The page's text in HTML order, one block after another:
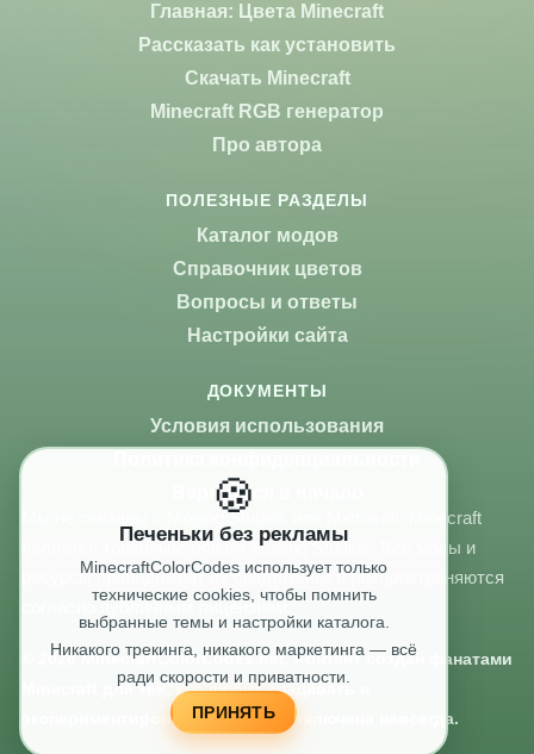
Главная: Цвета Minecraft
Рассказать как установить
Скачать Minecraft
Minecraft RGB генератор
Про автора
ПОЛЕЗНЫЕ РАЗДЕЛЫ
Каталог модов
Справочник цветов
Вопросы и ответы
Настройки сайта
ДОКУМЕНТЫ
Условия использования
Вернуться в начало
Мы не связаны с Mojang Studios или Microsoft. Minecraft
является товарным знаком Mojang Studios. Все моды и
ресурсы принадлежат их создателям и распространяются
согласно публичным лицензиям.
© 2026 MinecraftColorCodes.net. Контент создан фанатами
Minecraft для тех, кто любит создавать и
экспериментировать. Реклама отключена навсегда.
🍪
Печеньки без рекламы
MinecraftColorCodes использует только
технические cookies, чтобы помнить
выбранные темы и настройки каталога.
Никакого трекинга, никакого маркетинга — всё
ради скорости и приватности.
ПРИНЯТЬ